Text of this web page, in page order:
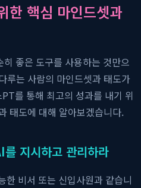
한 핵심 마인드셋과
좋은 도구를 사용하는 것만으
루는 사람의 마인드셋과 태도가
를 통해 최고의 성과를 내기 위
태도에 대해 알아보겠습니다.
지시하고 관리하라
한 비서 또는 신입사원과 같습니